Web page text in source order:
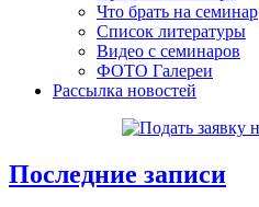
Что брать на семинар
Список литературы
Видео с семинаров
ФОТО Галереи
Рассылка новостей
Последние записи